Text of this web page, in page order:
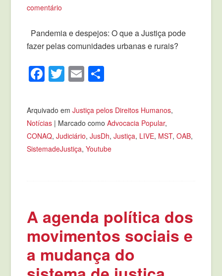
comentário
Pandemia e despejos: O que a Justiça pode
fazer pelas comunidades urbanas e rurais?
Facebook
Twitter
Email
Arquivado emJustiça pelos Direitos Humanos,
Notícias | Marcado comoAdvocacia Popular,
CONAQ,Judiciário,JusDh,Justiça, LIVE, MST,OAB,
SistemadeJustiça,Youtube
A agenda política dos
movimentos sociais e
a mudança do